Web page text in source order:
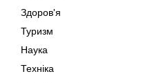
Здоров'я
Туризм
Наука
Техніка